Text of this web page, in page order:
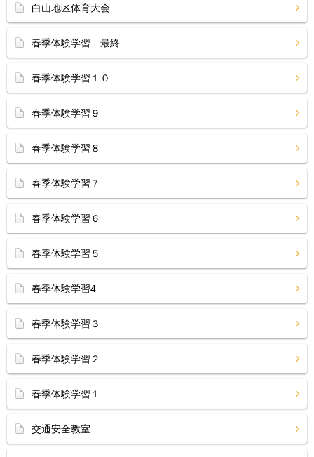
白山地区体育大会
春季体験学習 最終
春季体験学習１０
春季体験学習９
春季体験学習８
春季体験学習７
春季体験学習６
春季体験学習５
春季体験学習4
春季体験学習３
春季体験学習２
春季体験学習１
交通安全教室